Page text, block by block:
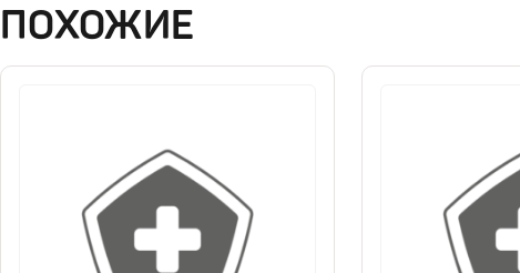
ПОХОЖИЕ